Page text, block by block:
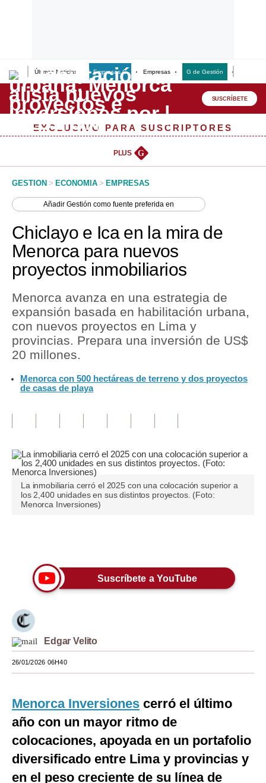
Últimas Noticias Empresas G Empresas G de Gestión
Lo último
Peru Quiosco
Management & Empleo
Perú
Política
Finanzas Personales
Inmobiliarias
Plus G
Opinión
Blogs
Lujo
Estilos
EEUU
México
Tecnología
Club del Suscriptor
Mix
SUSCRÍBETE
EXCLUSIVO PARA SUSCRIPTORES
PLUS G
GESTION > ECONOMIA > EMPRESAS
AñadirGestión como fuente preferida en
Chiclayo e Ica en la mira de
Menorca para nuevos
proyectos inmobiliarios
Menorca avanza en una estrategia de
expansión basada en habilitación urbana,
con nuevos proyectos en Lima y
provincias. Prepara una inversión de US$
20 millones.
Menorca con 500 hectáreas de terreno y dos proyectos
de casas de playa
La inmobiliaria cerró el 2025 con una colocación superior a
los 2,400 unidades en sus distintos proyectos. (Foto:
Menorca Inversiones)
Suscríbete a YouTube
Edgar Velito
26/01/2026 06H40
Menorca Inversiones cerró el último
año con un mayor ritmo de
colocaciones, apoyada en un portafolio
diversificado entre Lima y provincias y
en el peso creciente de su línea de